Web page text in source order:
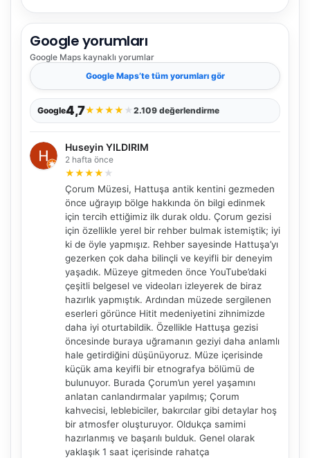
Google yorumları
Google Maps kaynaklı yorumlar
Google Maps’te tüm yorumları gör
Google4,7★★★★ ★ 2.109 değerlendirme
Huseyin YILDIRIM
2 hafta önce
★★★★ ★
Çorum Müzesi, Hattuşa antik kentini gezmeden
önce uğrayıp bölge hakkında ön bilgi edinmek
için tercih ettiğimiz ilk durak oldu. Çorum gezisi
için özellikle yerel bir rehber bulmak istemiştik; iyi
ki de öyle yapmışız. Rehber sayesinde Hattuşa’yı
gezerken çok daha bilinçli ve keyifli bir deneyim
yaşadık. Müzeye gitmeden önce YouTube’daki
çeşitli belgesel ve videoları izleyerek de biraz
hazırlık yapmıştık. Ardından müzede sergilenen
eserleri görünce Hitit medeniyetini zihnimizde
daha iyi oturtabildik. Özellikle Hattuşa gezisi
öncesinde buraya uğramanın geziyi daha anlamlı
hale getirdiğini düşünüyoruz. Müze içerisinde
küçük ama keyifli bir etnografya bölümü de
bulunuyor. Burada Çorum’un yerel yaşamını
anlatan canlandırmalar yapılmış; Çorum
kahvecisi, leblebiciler, bakırcılar gibi detaylar hoş
bir atmosfer oluşturuyor. Oldukça samimi
hazırlanmış ve başarılı bulduk. Genel olarak
yaklaşık 1 saat içerisinde rahatça